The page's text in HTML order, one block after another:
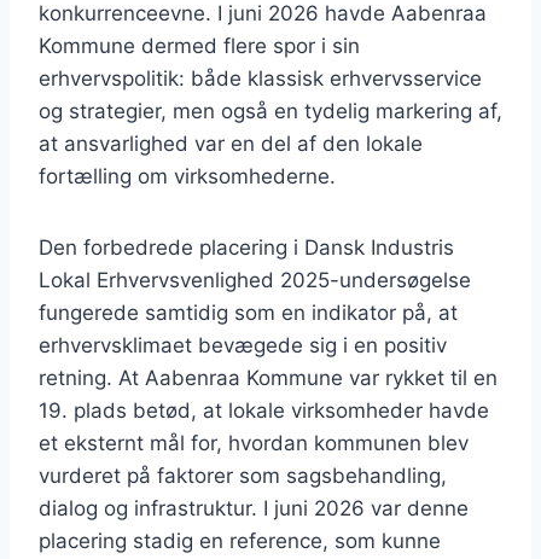
konkurrenceevne. I juni 2026 havde Aabenraa
Kommune dermed flere spor i sin
erhvervspolitik: både klassisk erhvervsservice
og strategier, men også en tydelig markering af,
at ansvarlighed var en del af den lokale
fortælling om virksomhederne.
Den forbedrede placering i Dansk Industris
Lokal Erhvervsvenlighed 2025-undersøgelse
fungerede samtidig som en indikator på, at
erhvervsklimaet bevægede sig i en positiv
retning. At Aabenraa Kommune var rykket til en
19. plads betød, at lokale virksomheder havde
et eksternt mål for, hvordan kommunen blev
vurderet på faktorer som sagsbehandling,
dialog og infrastruktur. I juni 2026 var denne
placering stadig en reference, som kunne